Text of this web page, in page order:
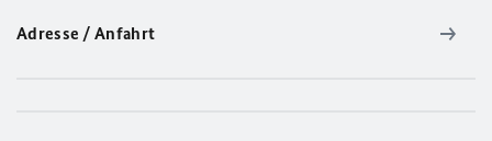
Adresse / Anfahrt